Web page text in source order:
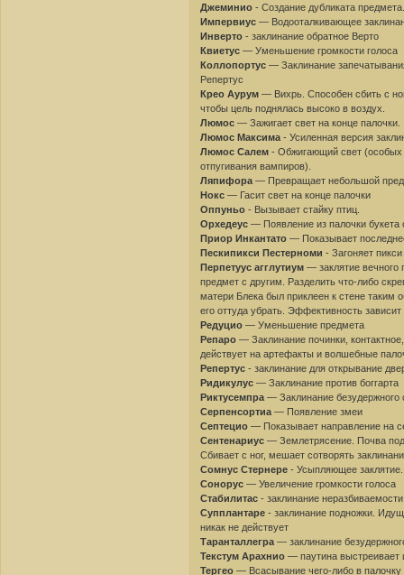
Джеминио - Создание дубликата
Импервиус— Водооталкивающее
Инверто- заклинание обратное Верто
Квиетус — Уменьшение громкости голоса
Коллопортус — Заклинание
Репертус
Крео Аурум — Вихрь. Способен сбить с
чтобы цель поднялась высоко в воздух.
Люмос — Зажигает свет на конце палочки.
Люмос Максима - Усиленная версия
Люмос Салем- Обжигающий свет (особых
отпугивания вампиров).
Ляпифора — Превращает небольшой
Нокс — Гасит свет на конце палочки
Оппуньо - Вызывает стайку птиц.
Орхедеус — Появление из палочки букета
Приор Инкантато — Показывает
Пескипикси Пестерноми - Загоняет пикси
Перпетуус агглутиум — заклятие
предмет с другим. Разделить что-либо
матери Блека был приклеен к стене таким
его оттуда убрать. Эффективность
Редуцио — Уменьшение предмета
Репаро — Заклинание починки,
действует на артефакты и волшебные
Репертус - заклинание для открывание
Ридикулус — Заклинание против боггарта
Риктусемпра — Заклинание безудержного
Серпенсортиа — Появление змеи
Септецио — Показывает направление на
Сентенариус — Землетрясение. Почва
Сбивает с ног, мешает сотворять
Сомнус Стернере - Усыпляющее заклятие.
Сонорус— Увеличение громкости голоса
Стабилитас - заклинание неразбиваемости
Супплантаре - заклинание подножки.
никак не действует
Таранталлегра — заклинание
Текстум Арахнио — паутина выстреивает
Тергео — Всасывание чего-либо в